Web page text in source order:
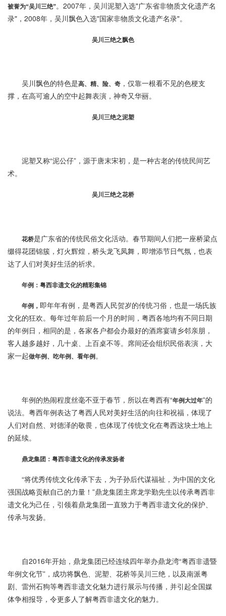
被誉为“吴川三绝”。2007年，吴川泥塑入选"广东省非物质文化遗产名
录"，2008年，吴川飘色入选"国家非物质文化遗产名录"。
吴川三绝之飘色
吴川飘色的特色是高、精、险、奇 ，仅靠一根看不见的色梗支
撑，在高可逾人的空中起舞表演，神奇又华丽。
吴川三绝之泥塑
泥塑又称“泥公仔”，源于唐末宋初，是一种古老的传统民间艺
术。
吴川三绝之花桥
花桥是广东省的传统民俗文化活动。春节期间人们把一座桥梁点
缀得花团锦簇，灯火辉煌，桥头龙飞凤舞，即增添节日气氛，也表
达了人们对美好生活的祈求。
年例：粤西非遗文化的精彩集锦
年例， 即年年有例，是粤西人民贺岁的传统习俗，也是一场氏族
文化的狂欢。每年过年前后一个月的时间，粤西各地均有不同日期
的年例日，相同的是，各家各户都会办最好的酒席宴请乡邻亲朋，
客人越多越好，几十桌、上百桌不等。席间还会组织民俗表演，大
家一起做年例、吃年例、看年例 。
年例的热闹程度丝毫不亚于春节，所以在粤西有“年例大过年”的
说法。粤西年例表达了粤西人民对美好生活的向往和祝福，体现了
人们对自然、对德泽的敬畏，也体现了传统文化在粤西这块土地上
的延续。
鼎龙集团：粤西非遗文化的传承发扬者
“将优秀传统文化传承下去，为子孙后代谋福祉，为中国的文化
强国战略贡献自己的力量！”鼎龙集团主席龙学勤先生以传承粤西非
遗文化为己任，引领着鼎龙集团一直致力于粤西非遗文化的保护、
传承与发扬。
自2016年开始，鼎龙集团已经连续四年举办鼎龙湾“粤西非遗暨
年例文化节”，成功将飘色、泥塑、花桥等吴川三绝，以及南派粤
剧、雷州石狗等粤西非遗文化魅力进行展示与传播，并引起全国媒
体争相报导，令更多人了解粤西非遗文化的魅力。